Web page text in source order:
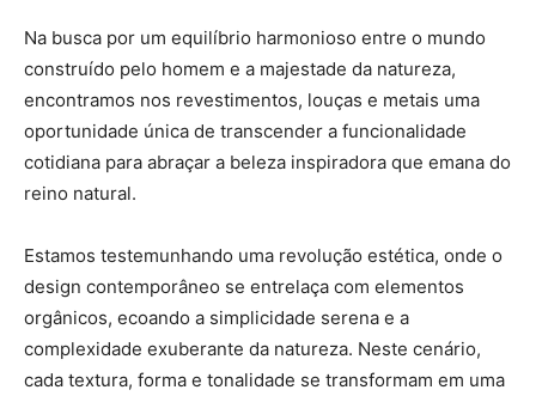
Na busca por um equilíbrio harmonioso entre o mundo
construído pelo homem e a majestade da natureza,
encontramos nos revestimentos, louças e metais uma
oportunidade única de transcender a funcionalidade
cotidiana para abraçar a beleza inspiradora que emana do
reino natural.
Estamos testemunhando uma revolução estética, onde o
design contemporâneo se entrelaça com elementos
orgânicos, ecoando a simplicidade serena e a
complexidade exuberante da natureza. Neste cenário,
cada textura, forma e tonalidade se transformam em uma